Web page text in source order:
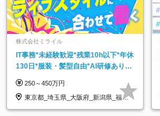
株式会社ミライル
IT事務*未経験歓迎*残業10h以下*年休
130日*服装・髪型自由*AI研修あり*
250～450万円
東京都_埼玉県_大阪府_新潟県_福岡
県